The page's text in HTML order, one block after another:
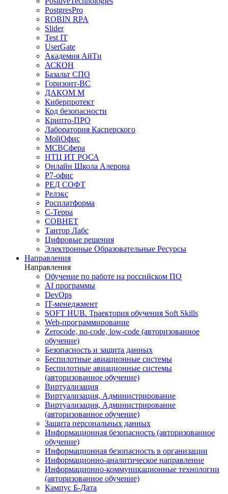
PostgresPro
ROBIN RPA
Slider
Test IT
UserGate
Академия АйТи
АСКОН
Базальт СПО
Горизонт-ВС
ДАКОМ М
Киберпротект
Код безопасности
Крипто-ПРО
Лаборатория Касперского
МойОфис
МСВСфера
НТЦ ИТ РОСА
Онлайн Школа Алерона
Р7-офис
РЕД СОФТ
Релэкс
Росплатформа
С-Терра
СОВНЕТ
Тантор Лабс
Цифровые решения
Электронные Образовательные Ресурсы
Направления
Направления
Обучение по работе на российском ПО
AI программы
DevOps
IT-менеджмент
SOFT HUB. Траектория обучения Soft Skills
Web-программирование
Zerocode, no-code, low-code (авторизованное
обучение)
Безопасность и защита данных
Беспилотные авиационные системы
Беспилотные авиационные системы
(авторизованное обучение)
Виртуализация
Виртуализация, Администрирование
Виртуализация, Администрирование
(авторизованное обучение)
Защита персональных данных
Информационная безопасность (авторизованное
обучение)
Информационная безопасность в организации
Информационно-аналитическое направление
Информационно-коммуникационные технологии
(авторизованное обучение)
Кампус Б-Дата